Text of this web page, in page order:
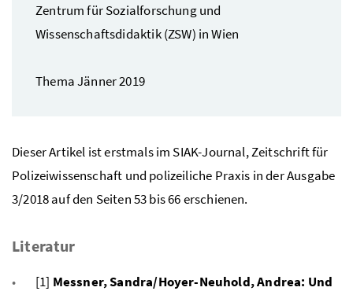
Zentrum für Sozialforschung und
Wissenschaftsdidaktik (ZSW) in Wien
Thema Jänner 2019
Dieser Artikel ist erstmals im SIAK-Journal, Zeitschrift für
Polizeiwissenschaft und polizeiliche Praxis in der Ausgabe
3/2018 auf den Seiten 53 bis 66 erschienen.
Literatur
[1] Messner, Sandra/Hoyer-Neuhold, Andrea: Und